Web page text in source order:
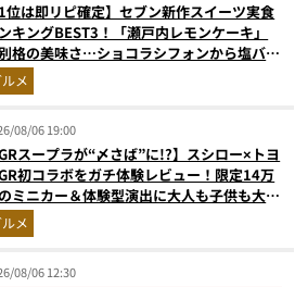
1位は即リピ確定】セブン新作スイーツ実食
キングBEST3！「瀬戸内レモンケーキ」
格の美味さ…ショコラシフォンから塩バニ
リンまで本気レビュー
メ
08/06 19:00
GRスープラが“〆さば”に!?】スシロー×トヨ
初コラボをガチ体験レビュー！限定14万
ミニカー＆体験型演出に大人も子供も大興
違いなし
メ
08/06 12:30